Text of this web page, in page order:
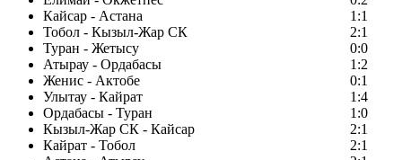
Кайсар - Астана
1:1
Тобол - Кызыл-Жар СК
2:1
Туран - Жетысу
0:0
Атырау - Ордабасы
1:2
Женис - Актобе
0:1
Улытау - Кайрат
1:4
Ордабасы - Туран
1:0
Кызыл-Жар СК - Кайсар
2:1
Кайрат - Тобол
2:1